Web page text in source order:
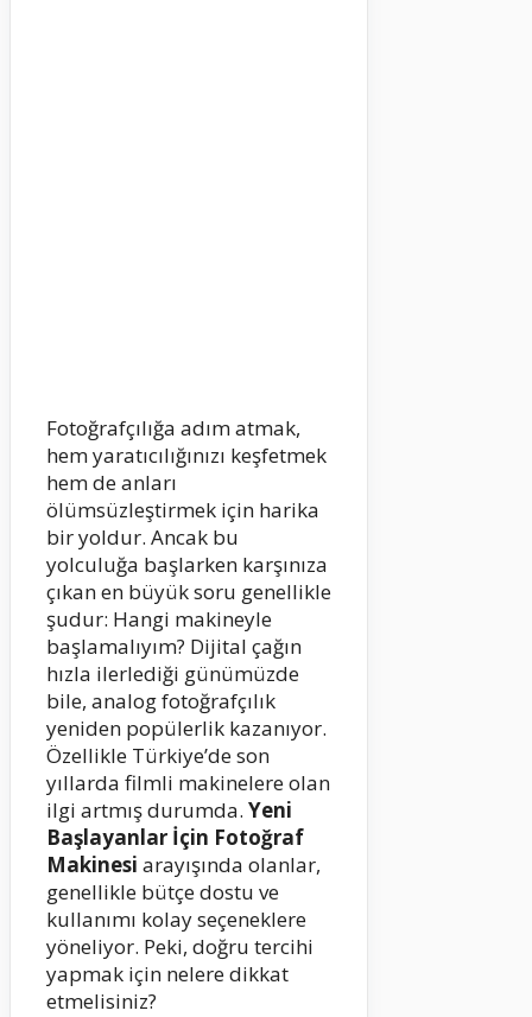
Fotoğrafçılığa adım atmak,
hem yaratıcılığınızı keşfetmek
hem de anları
ölümsüzleştirmek için harika
bir yoldur. Ancak bu
yolculuğa başlarken karşınıza
çıkan en büyük soru genellikle
şudur: Hangi makineyle
başlamalıyım? Dijital çağın
hızla ilerlediği günümüzde
bile, analog fotoğrafçılık
yeniden popülerlik kazanıyor.
Özellikle Türkiye’de son
yıllarda filmli makinelere olan
ilgi artmış durumda. Yeni
Başlayanlar İçin Fotoğraf
Makinesi arayışında olanlar,
genellikle bütçe dostu ve
kullanımı kolay seçeneklere
yöneliyor. Peki, doğru tercihi
yapmak için nelere dikkat
etmelisiniz?